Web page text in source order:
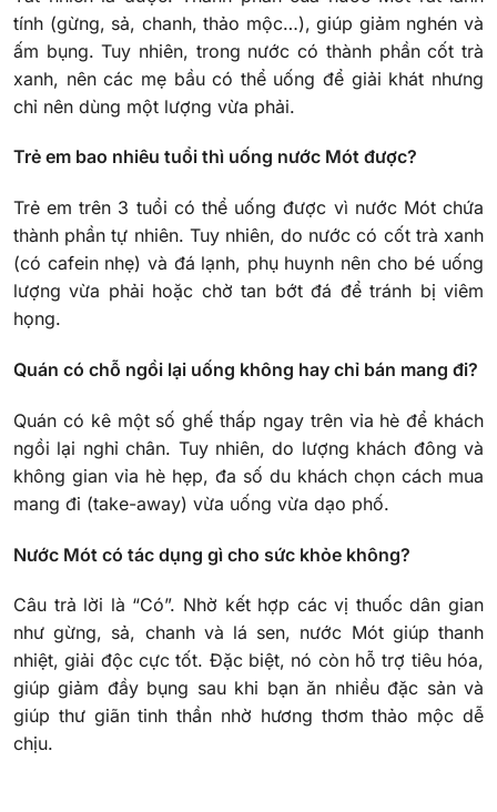
tính (gừng, sả, chanh, thảo mộc…), giúp giảm nghén và
ấm bụng. Tuy nhiên, trong nước có thành phần cốt trà
xanh, nên các mẹ bầu có thể uống để giải khát nhưng
chỉ nên dùng một lượng vừa phải.
Trẻ em bao nhiêu tuổi thì uống nước Mót được?
Trẻ em trên 3 tuổi có thể uống được vì nước Mót chứa
thành phần tự nhiên. Tuy nhiên, do nước có cốt trà xanh
(có cafein nhẹ) và đá lạnh, phụ huynh nên cho bé uống
lượng vừa phải hoặc chờ tan bớt đá để tránh bị viêm
họng.
Quán có chỗ ngồi lại uống không hay chỉ bán mang đi?
Quán có kê một số ghế thấp ngay trên vỉa hè để khách
ngồi lại nghỉ chân. Tuy nhiên, do lượng khách đông và
không gian vỉa hè hẹp, đa số du khách chọn cách mua
mang đi (take-away) vừa uống vừa dạo phố.
Nước Mót có tác dụng gì cho sức khỏe không?
Câu trả lời là “Có”. Nhờ kết hợp các vị thuốc dân gian
như gừng, sả, chanh và lá sen, nước Mót giúp thanh
nhiệt, giải độc cực tốt. Đặc biệt, nó còn hỗ trợ tiêu hóa,
giúp giảm đầy bụng sau khi bạn ăn nhiều đặc sản và
giúp thư giãn tinh thần nhờ hương thơm thảo mộc dễ
chịu.